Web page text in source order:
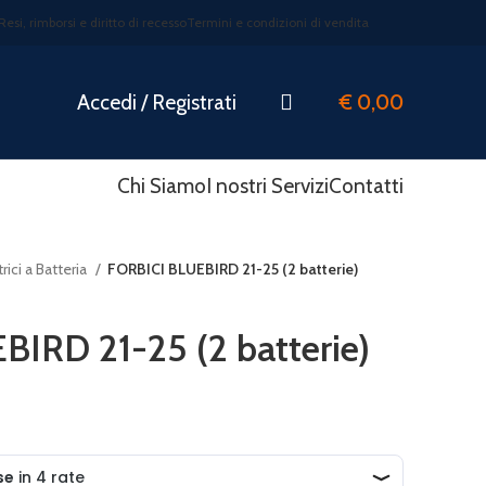
Resi, rimborsi e diritto di recessoTermini e condizioni di vendita
Accedi / Registrati € 0,00
Chi SiamoI nostri ServiziContatti
a Batteria
FORBICI BLUEBIRD 21-25 (2 batterie)
21-25 (2 batterie)